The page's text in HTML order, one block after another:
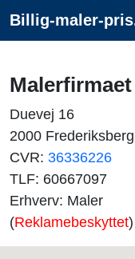
Billig-maler-
Duevej 16
2000 Frederiksberg
CVR: 36336226
TLF: 60667097
Erhverv: Maler
(Reklamebeskyttet)